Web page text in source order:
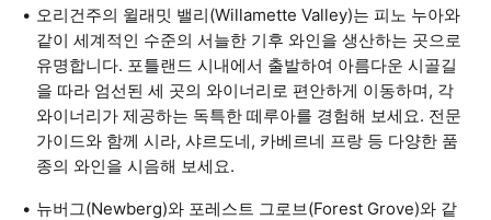
오리건주의 윌래밋 밸리(Willamette Valley)는 피노 누아와
같이 세계적인 수준의 서늘한 기후 와인을 생산하는 곳으로
유명합니다. 포틀랜드 시내에서 출발하여 아름다운 시골길
을 따라 엄선된 세 곳의 와이너리로 편안하게 이동하며, 각
와이너리가 제공하는 독특한 떼루아를 경험해 보세요. 전문
가이드와 함께 시라, 샤르도네, 카베르네 프랑 등 다양한 품
종의 와인을 시음해 보세요.
뉴버그(Newberg)와 포레스트 그로브(Forest Grove)와 같